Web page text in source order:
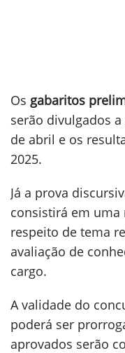
Os gabaritos
serão divulgados
de abril e os
2025.
Já a prova
consistirá em uma
respeito de tema
avaliação de
cargo.
A validade do
poderá ser
aprovados serão